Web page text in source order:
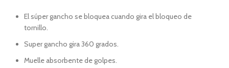
El súper gancho se bloquea cuando gira el bloqueo de
tornillo.
Super gancho gira 360 grados.
Muelle absorbente de golpes.